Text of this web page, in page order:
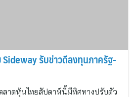
Sideway รับข่าวดีลงทุนภาครัฐ-
ตลาดหุ้นไทยสัปดาห์นี้มีทิศทางปรับตัว